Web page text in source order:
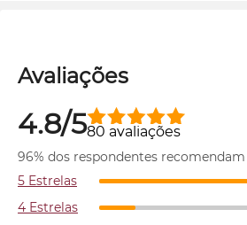
Avaliações
4.8/580 avaliações
96% dos respondentes
5 Estrelas
4 Estrelas